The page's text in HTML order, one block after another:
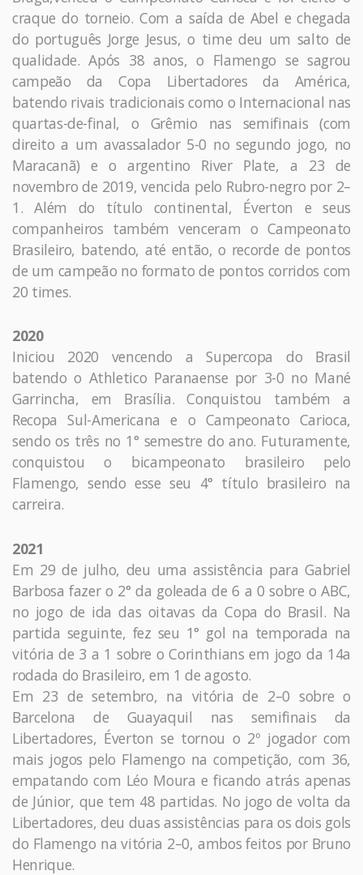
craque do torneio. Com a saída de Abel e chegada
do português Jorge Jesus, o time deu um salto de
qualidade. Após 38 anos, o Flamengo se sagrou
campeão da Copa Libertadores da América,
batendo rivais tradicionais como o Internacional nas
quartas-de-final, o Grêmio nas semifinais (com
direito a um avassalador 5-0 no segundo jogo, no
Maracanã) e o argentino River Plate, a 23 de
novembro de 2019, vencida pelo Rubro-negro por 2–
1. Além do título continental, Éverton e seus
companheiros também venceram o Campeonato
Brasileiro, batendo, até então, o recorde de pontos
de um campeão no formato de pontos corridos com
20 times.
2020
Iniciou 2020 vencendo a Supercopa do Brasil
batendo o Athletico Paranaense por 3-0 no Mané
Garrincha, em Brasília. Conquistou também a
Recopa Sul-Americana e o Campeonato Carioca,
sendo os três no 1° semestre do ano. Futuramente,
conquistou o bicampeonato brasileiro pelo
Flamengo, sendo esse seu 4° título brasileiro na
carreira.
2021
Em 29 de julho, deu uma assistência para Gabriel
Barbosa fazer o 2° da goleada de 6 a 0 sobre o ABC,
no jogo de ida das oitavas da Copa do Brasil. Na
partida seguinte, fez seu 1° gol na temporada na
vitória de 3 a 1 sobre o Corinthians em jogo da 14a
rodada do Brasileiro, em 1 de agosto.
Em 23 de setembro, na vitória de 2–0 sobre o
Barcelona de Guayaquil nas semifinais da
Libertadores, Éverton se tornou o 2º jogador com
mais jogos pelo Flamengo na competição, com 36,
empatando com Léo Moura e ficando atrás apenas
de Júnior, que tem 48 partidas. No jogo de volta da
Libertadores, deu duas assistências para os dois gols
do Flamengo na vitória 2–0, ambos feitos por Bruno
Henrique.